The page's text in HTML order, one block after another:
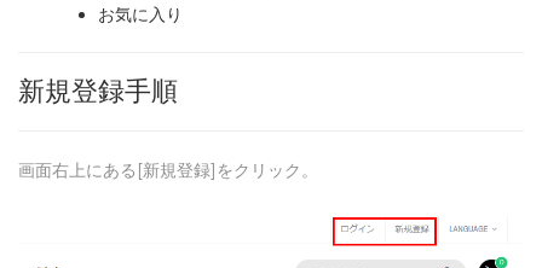
お気に入り
新規登録手順
画面右上にある[新規登録]をクリック。